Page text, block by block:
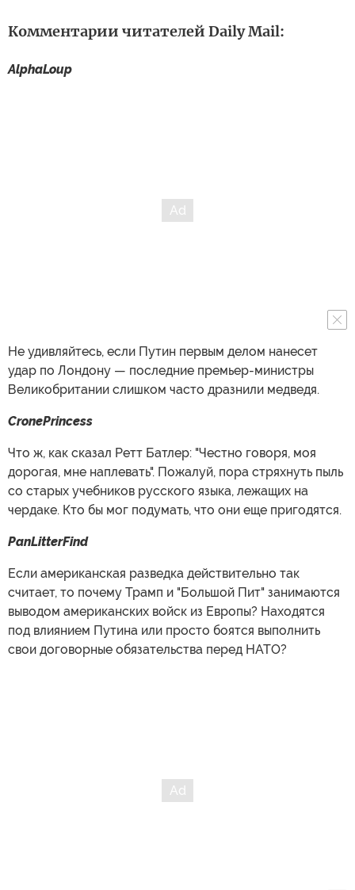
Комментарии читателей Daily Mail:
AlphaLoup
Не удивляйтесь, если Путин первым делом нанесет
удар по Лондону — последние премьер-министры
Великобритании слишком часто дразнили медведя.
CronePrincess
Что ж, как сказал Ретт Батлер: "Честно говоря, моя
дорогая, мне наплевать". Пожалуй, пора стряхнуть пыль
со старых учебников русского языка, лежащих на
чердаке. Кто бы мог подумать, что они еще пригодятся.
PanLitterFind
Если американская разведка действительно так
считает, то почему Трамп и "Большой Пит" занимаются
выводом американских войск из Европы? Находятся
под влиянием Путина или просто боятся выполнить
свои договорные обязательства перед НАТО?